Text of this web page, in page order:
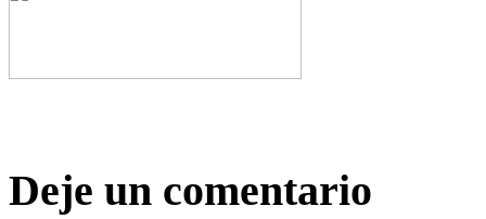
Deje un comentario